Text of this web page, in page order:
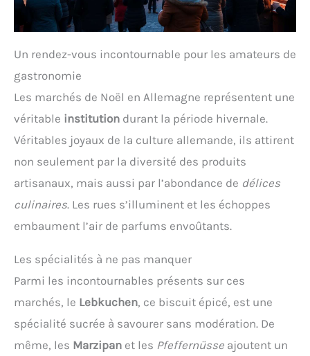
Un rendez-vous incontournable pour les amateurs de
gastronomie
Les marchés de Noël en Allemagne représentent une
véritable institution durant la période hivernale.
Véritables joyaux de la culture allemande, ils attirent
non seulement par la diversité des produits
artisanaux, mais aussi par l’abondance de délices
culinaires. Les rues s’illuminent et les échoppes
embaument l’air de parfums envoûtants.
Les spécialités à ne pas manquer
Parmi les incontournables présents sur ces
marchés, le Lebkuchen, ce biscuit épicé, est une
spécialité sucrée à savourer sans modération. De
même, les Marzipan et les Pfeffernüsse ajoutent un